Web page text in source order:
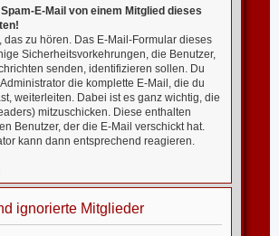
Spam-E-Mail von einem Mitglied dieses
das zu hören. Das E-Mail-Formular dieses
Sicherheitsvorkehrungen, die Benutzer,
senden, identifizieren sollen. Du
die komplette E-Mail, die du
weiterleiten. Dabei ist es ganz wichtig, die
mitzuschicken. Diese enthalten
Benutzer, der die E-Mail verschickt hat.
kann dann entsprechend reagieren.
ignorierte Mitglieder